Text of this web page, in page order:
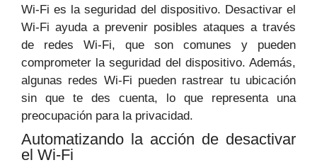
Wi-Fi es la seguridad del dispositivo. Desactivar el
Wi-Fi ayuda a prevenir posibles ataques a través
de redes Wi-Fi, que son comunes y pueden
comprometer la seguridad del dispositivo. Además,
algunas redes Wi-Fi pueden rastrear tu ubicación
sin que te des cuenta, lo que representa una
preocupación para la privacidad.
Automatizando la acción de desactivar
el Wi-Fi